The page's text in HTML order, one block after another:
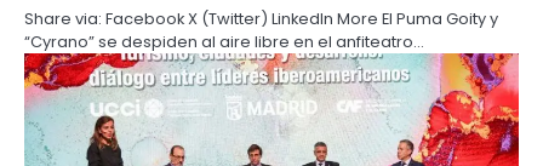
Share via: Facebook X (Twitter) LinkedIn More El Puma Goity y
“Cyrano” se despiden al aire libre en el anfiteatro…